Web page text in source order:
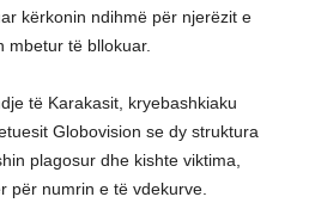
kërkonin ndihmë për njerëzit e
mbetur të bllokuar.
të Karakasit, kryebashkiaku
Globovision se dy struktura
plagosur dhe kishte viktima,
për numrin e të vdekurve.